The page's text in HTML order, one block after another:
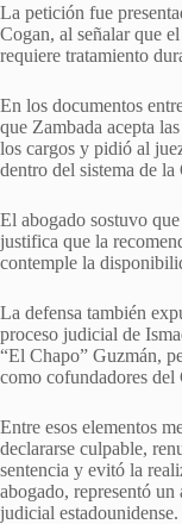
La petición fue
Cogan, al señalar que
requiere tratamiento
En los documentos
que Zambada acepta
los cargos y pidió al
dentro del sistema de
El abogado sostuvo
justifica que la
contemple la
La defensa también
proceso judicial de
“El Chapo” Guzmán,
como cofundadores del
Entre esos elementos
declararse culpable,
sentencia y evitó la
abogado, representó un
judicial estadounidense.